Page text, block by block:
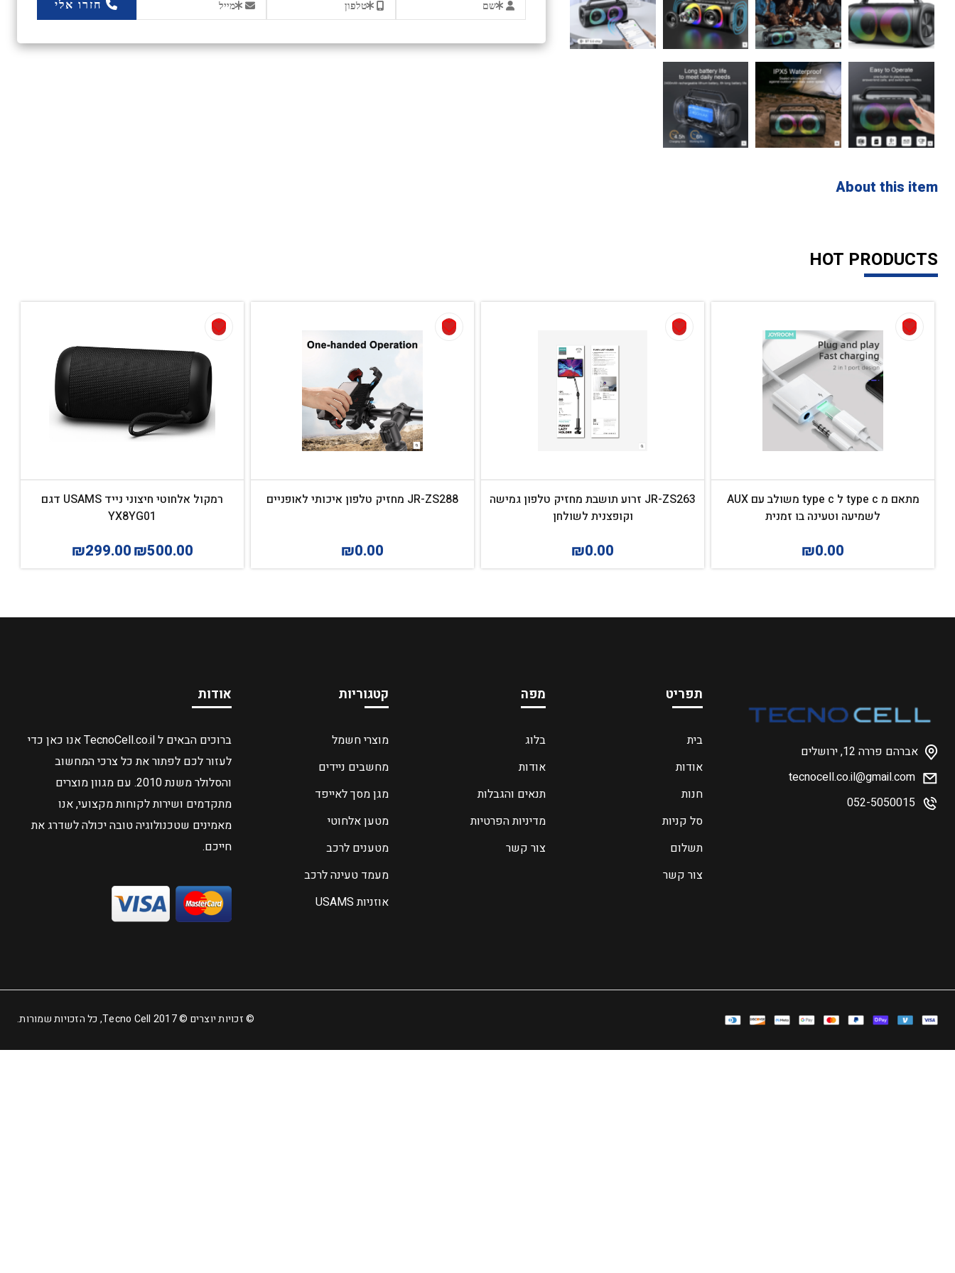
About this item
חזרו אלי
HOT PRODUCTS
מתאם מ type c ל type c משולב עם AUX
לשמיעה וטעינה בו זמנית
₪0.00
JR-ZS263 זרוע תושבת מחזיק טלפון גמישה
וקופצנית לשולחן
₪0.00
JR-ZS288 מחזיק טלפון איכותי לאופניים
₪0.00
רמקול אלחוטי חיצוני נייד USAMS דגם
YX8YG01
₪500.00
₪299.00
אברהם פררה 12, ירושלים
tecnocell.co.il@gmail.com
052-5050015
תפריט
בית
אודות
חנות
סל קניות
תשלום
צור קשר
מפה
בלוג
אודות
תנאים והגבלות
מדיניות הפרטיות
צור קשר
קטגוריות
מוצרי חשמל
מחשבים ניידים
מגן מסך לאייפד
מטען אלחוטי
מטענים לרכב
מעמד טעינה לרכב
אוזניות USAMS
אודות
ברוכים הבאים ל TecnoCell.co.il אנו כאן כדי
לעזור לכם לפתור את כל צרכי המחשוב
והסלולר משנת 2010. עם מגוון מוצרים
מתקדמים ושירות לקוחות מקצועי, אנו
מאמינים שטכנולוגיה טובה יכולה לשדרג את
חייכם.
© זכויות יוצרים © 2017 Tecno Cell, כל הזכויות שמורות.